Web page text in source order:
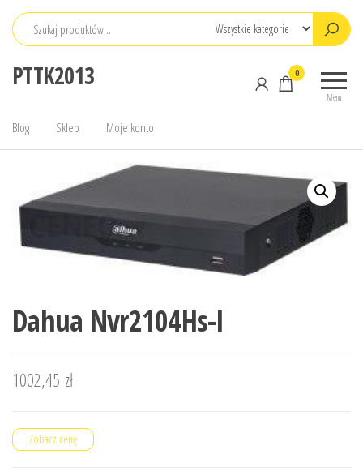
Przejdź
PTTK2013
Menu
0
Blog Sklep Moje konto
Dahua Nvr2104Hs-I
1002,45 zł
Zobacz cenę